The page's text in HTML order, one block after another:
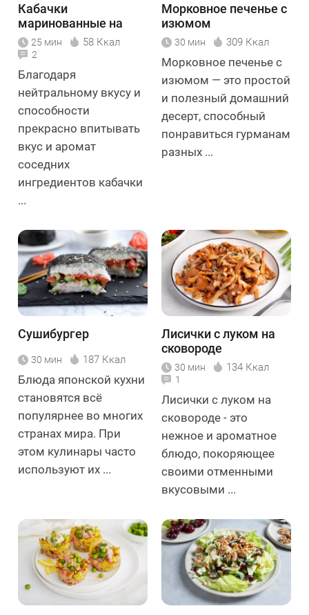
Кабачки
маринованные на
зиму25 мин 58 Ккал
2
Благодаря
нейтральному вкусу и
способности
прекрасно впитывать
вкус и аромат
соседних
ингредиентов кабачки
...
Морковное печенье с
изюмом
30 мин 309 Ккал
Морковное печенье с
изюмом — это простой
и полезный домашний
десерт, способный
понравиться гурманам
разных ...
Сушибургер
30 мин 187 Ккал
Блюда японской кухни
становятся всё
популярнее во многих
странах мира. При
этом кулинары часто
используют их ...
Лисички с луком на
сковороде
30 мин 134 Ккал
1
Лисички с луком на
сковороде - это
нежное и ароматное
блюдо, покоряющее
своими отменными
вкусовыми ...